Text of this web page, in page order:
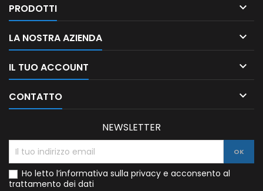
PRODOTTI 
LA NOSTRA AZIENDA 
IL TUO ACCOUNT 
CONTATTO 
NEWSLETTER
Ho letto l’informativa sulla privacy e acconsento al
trattamento dei dati